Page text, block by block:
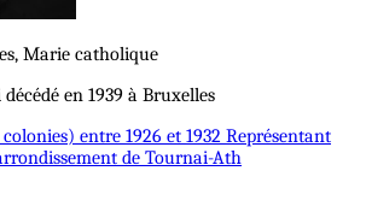
Marie catholique
en 1939 à Bruxelles
entre 1926 et 1932 Représentant
de Tournai-Ath